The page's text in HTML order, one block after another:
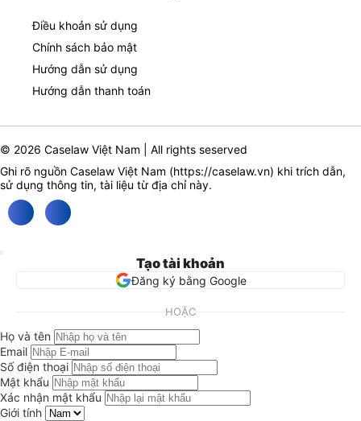
Điều khoản sử dụng
Chính sách bảo mật
Hướng dẫn sử dụng
Hướng dẫn thanh toán
© 2026 Caselaw Việt Nam | All rights seserved
Ghi rõ nguồn Caselaw Việt Nam (https://caselaw.vn) khi trích dẫn,
sử dụng thông tin, tài liệu từ địa chỉ này.
Tạo tài khoản
Đăng ký bằng Google
HOẶC
Họ và tên
Email
Số điện thoại
Mật khẩu
Xác nhận mật khẩu
Giới tính